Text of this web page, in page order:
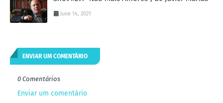
June 14, 2021
ENVIAR UM COMENTÁRIO
0 Comentários
Enviar um comentário